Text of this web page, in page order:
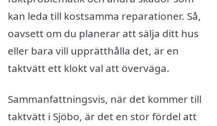
kan leda till kostsamma reparationer. Så,
oavsett om du planerar att sälja ditt hus
eller bara vill upprätthålla det, är en
taktvätt ett klokt val att överväga.
Sammanfattningsvis, när det kommer till
taktvätt i Sjöbo, är det en stor fördel att